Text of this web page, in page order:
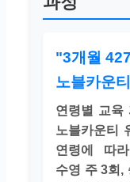
"3개월
노블카운
연령별 교육
노블카운티
연령에 따
수영 주 3회,